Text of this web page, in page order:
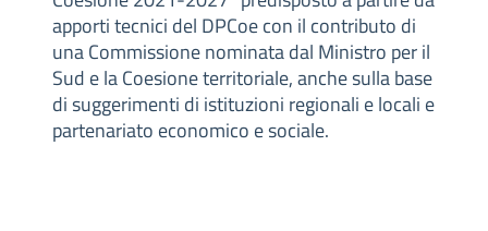
apporti tecnici del DPCoe con il contributo di
una Commissione nominata dal Ministro per il
Sud e la Coesione territoriale, anche sulla base
di suggerimenti di istituzioni regionali e locali e
partenariato economico e sociale.